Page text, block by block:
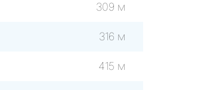
309 м
316 м
415 м